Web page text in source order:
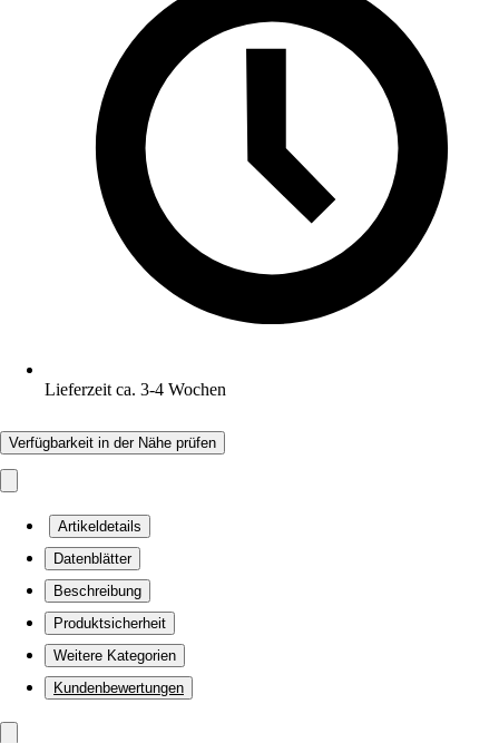
Lieferzeit ca. 3-4 Wochen
Verfügbarkeit in der Nähe prüfen
Artikeldetails
Datenblätter
Beschreibung
Produktsicherheit
Weitere Kategorien
Kundenbewertungen